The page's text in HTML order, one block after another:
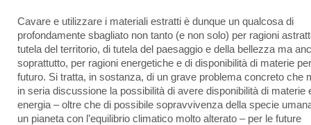
Cavare e utilizzare i materiali estratti è dunque un qualcosa di
profondamente sbagliato non tanto (e non solo) per ragioni
tutela del territorio, di tutela del paesaggio e della bellezza ma
soprattutto, per ragioni energetiche e di disponibilità di materie
futuro. Si tratta, in sostanza, di un grave problema concreto che
in seria discussione la possibilità di avere disponibilità di materie
energia – oltre che di possibile sopravvivenza della specie
un pianeta con l’equilibrio climatico molto alterato – per le future